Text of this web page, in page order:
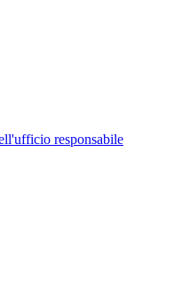
responsabile